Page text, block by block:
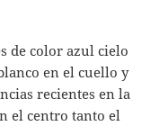
de color azul cielo
en el cuello y
recientes en la
el centro tanto el